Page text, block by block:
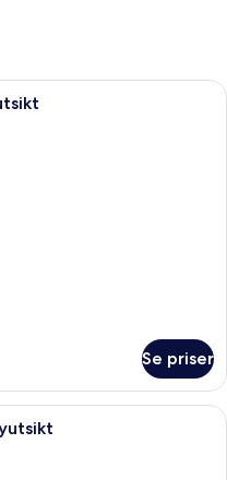
1 kingsize-seng,
Se priser
– deluxe, 1 kingsize-seng,